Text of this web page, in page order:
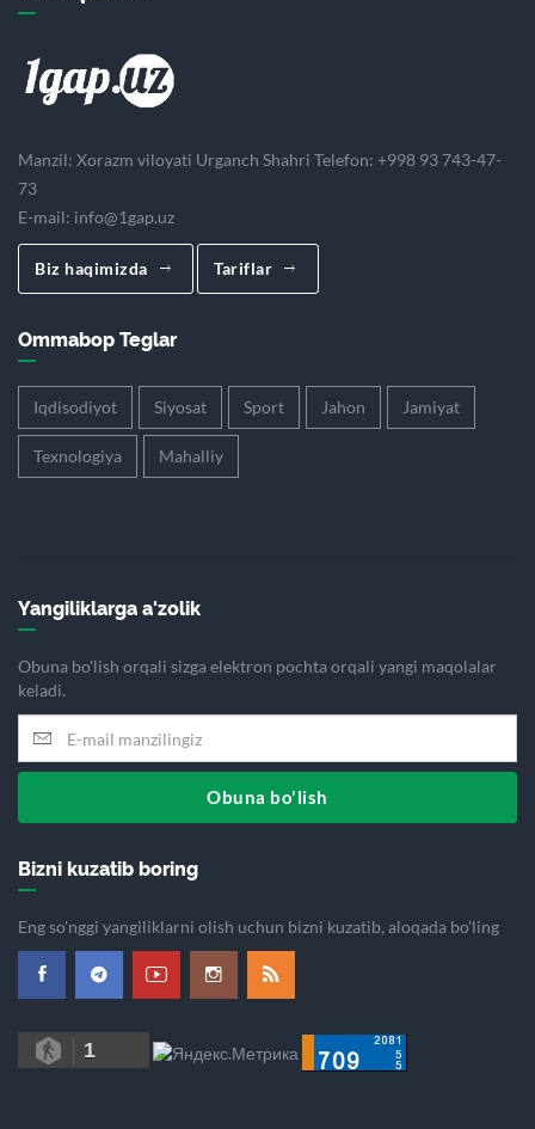
Manzil: Xorazm viloyati Urganch Shahri Telefon: +998 93 743-47-
73
E-mail: info@1gap.uz
Biz haqimizda Tariflar
Ommabop Teglar
Iqdisodiyot Siyosat Sport Jahon Jamiyat
Texnologiya Mahalliy
Yangiliklarga a'zolik
Obuna bo'lish orqali sizga elektron pochta orqali yangi maqolalar
keladi.
Obuna bo'lish
Bizni kuzatib boring
Eng so'nggi yangiliklarni olish uchun bizni kuzatib, aloqada bo'ling
1